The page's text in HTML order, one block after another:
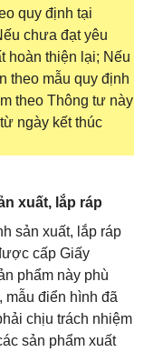
quy định tại
chưa đạt yêu
hoàn thiện lại; Nếu
theo mẫu quy định
theo Thông tư này
ngày kết thúc
xuất, lắp ráp
sản xuất, lắp ráp
cấp Giấy
phẩm này phù
điển hình đã
chịu trách nhiệm
sản phẩm xuất